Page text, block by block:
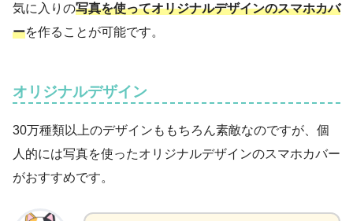
気に入りの写真を使ってオリジナルデザインのスマホカバ
ーを作ることが可能です。
オリジナルデザイン
30万種類以上のデザインももちろん素敵なのですが、個
人的には写真を使ったオリジナルデザインのスマホカバー
がおすすめです。